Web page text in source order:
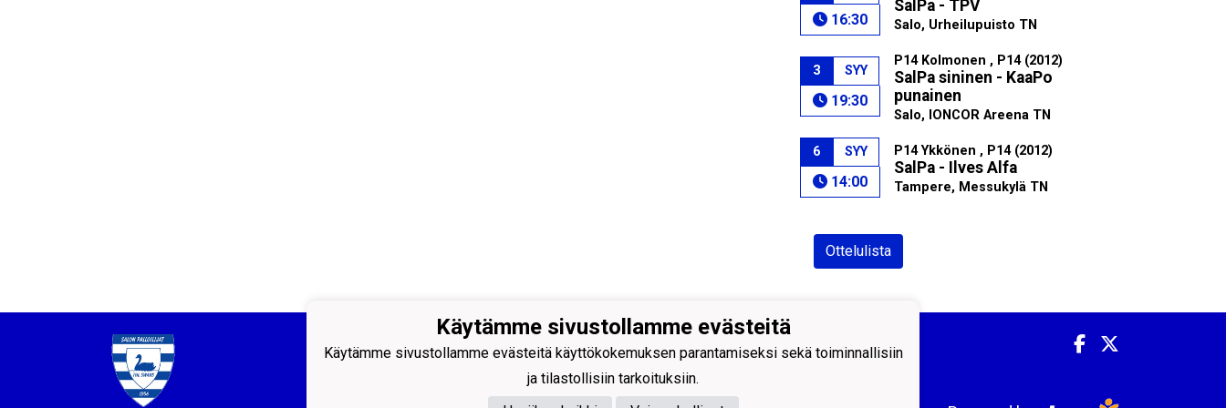
16:30
SalPa - TPV
Salo, Urheilupuisto TN
3 SYY
19:30
P14 Kolmonen , P14 (2012)
SalPa sininen - KaaPo
punainen
Salo, IONCOR Areena TN
6 SYY
14:00
P14 Ykkönen , P14 (2012)
SalPa - Ilves Alfa
Tampere, Messukylä TN
Ottelulista
Salon Palloilijat ry
Helsingintie 18, 24100 SALO
email: toimisto@salpa.net
Käytämme sivustollamme evästeitä
Käytämme sivustollamme evästeitä käyttökokemuksen parantamiseksi sekä toiminnallisiin
ja tilastollisiin tarkoituksiin.